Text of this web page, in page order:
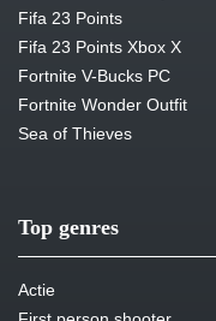
Fifa 23 Points
Fifa 23 Points Xbox X
Fortnite V-Bucks PC
Fortnite Wonder Outfit
Sea of Thieves
Top genres
Actie